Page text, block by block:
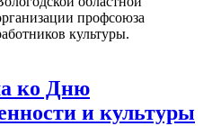
профсоюза
культуры.
ко Дню
и культуры